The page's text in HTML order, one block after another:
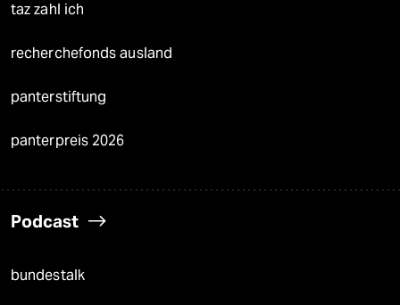
taz zahl ich
recherchefonds ausland
panterstiftung
panterpreis 2026
Podcast
bundestalk